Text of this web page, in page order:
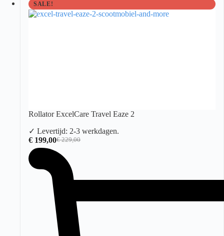
SALE!
Rollator ExcelCare Travel Eaze 2
✓ Levertijd: 2-3 werkdagen.
€229,00
Oorspronkelijke
prijs
was:
€ 229,00.
€ 199,00Huidige
prijs
€ 199,00.